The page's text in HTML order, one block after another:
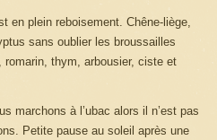
en plein reboisement. Chêne-liège,
sans oublier les broussailles
romarin, thym, arbousier, ciste et
marchons à l’ubac alors il n’est pas
Petite pause au soleil après une